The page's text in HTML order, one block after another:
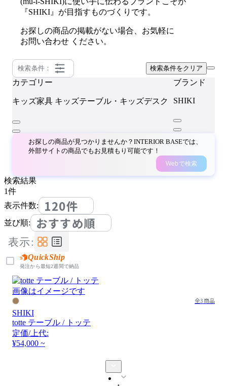
『SHIKI』が目指すものづくりです。
お探しの商品の掲載がない場合、お気軽に
お問い合わせ ください。
検索条件： 検索条件をクリア
カテゴリー
キッズ家具 キッズテーブル・キッズデスク
ブランド
SHIKI
お探しの商品が見つかりませんか？INTERIOR BASEでは、
外部サイトの商品でもお見積もり可能です！
Webで検索
検索結果
1件
表示件数:
120件
並び順: おすすめ順
表示:
QuickShip
発注から最短2週間で納品
画像はイメージです
全3商品
SHIKI
totte テーブル / トッテ
定価/上代:
¥54,000 ~